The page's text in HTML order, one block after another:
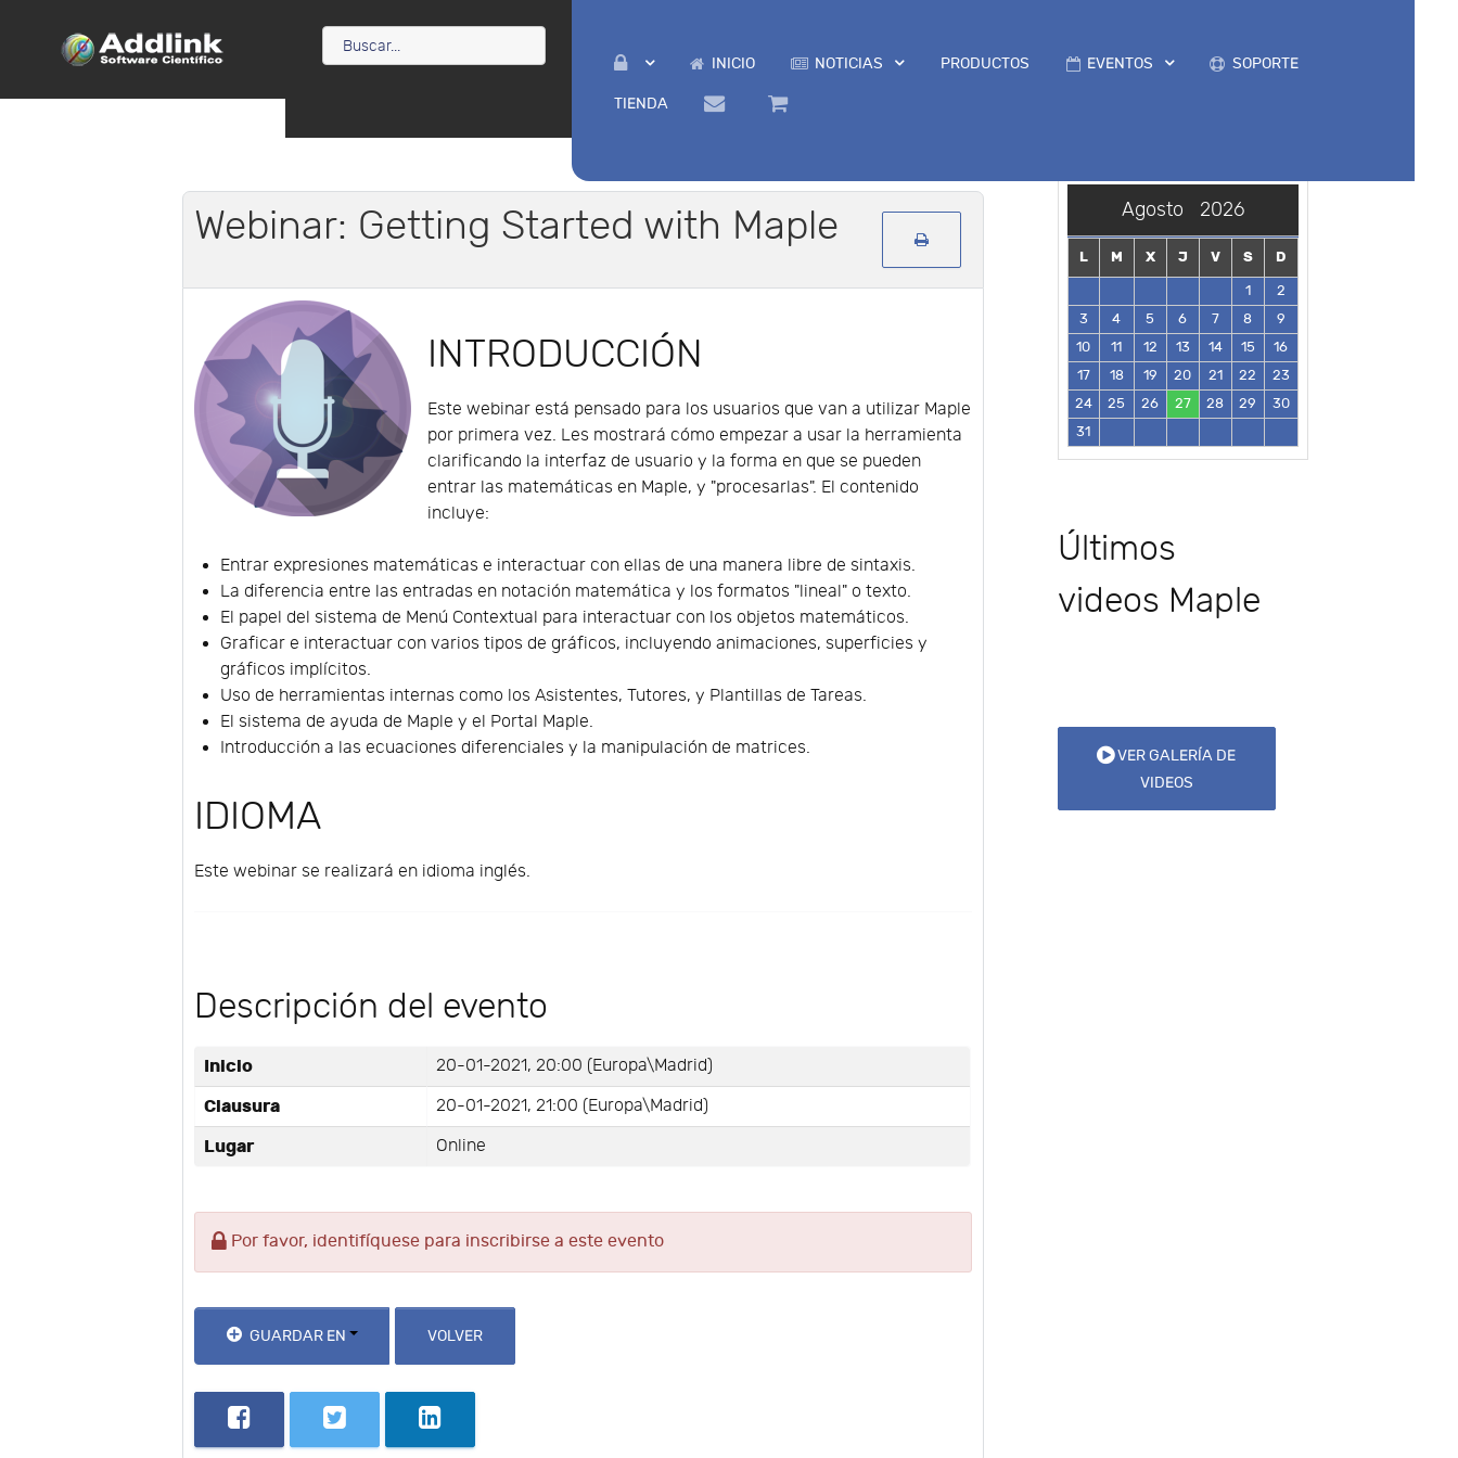
INICIO NOTICIAS PRODUCTOS EVENTOS SOPORTE
TIENDA
Webinar: Getting Started with Maple
INTRODUCCIÓN
Este webinar está pensado para los usuarios que van a utilizar Maple
por primera vez. Les mostrará cómo empezar a usar la herramienta
clarificando la interfaz de usuario y la forma en que se pueden
entrar las matemáticas en Maple, y "procesarlas". El contenido
incluye:
Entrar expresiones matemáticas e interactuar con ellas de una manera libre de sintaxis.
La diferencia entre las entradas en notación matemática y los formatos "lineal" o texto.
El papel del sistema de Menú Contextual para interactuar con los objetos matemáticos.
Graficar e interactuar con varios tipos de gráficos, incluyendo animaciones, superficies y
gráficos implícitos.
Uso de herramientas internas como los Asistentes, Tutores, y Plantillas de Tareas.
El sistema de ayuda de Maple y el Portal Maple.
Introducción a las ecuaciones diferenciales y la manipulación de matrices.
IDIOMA
Este webinar se realizará en idioma inglés.
Descripción del evento
Inicio 20-01-2021, 20:00 (Europa\Madrid)
Clausura 20-01-2021, 21:00 (Europa\Madrid)
Lugar Online
Por favor, identifíquese para inscribirse a este evento
GUARDAR EN VOLVER
Agosto 2026
L M X J V S
D
1
2
3
4 5 6 7 8
9
10
11 12 13 14 15
16
17
18 19 20 21 22
23
24
25 26 27 28 29
30
31
Últimos
videos Maple
VER GALERÍA DE
VIDEOS